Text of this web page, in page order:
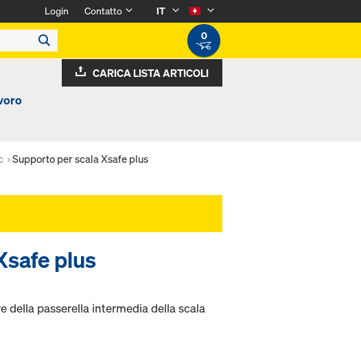
Login Contatto
IT
0
CARICA LISTA ARTICOLI
Supporto per scala Xsafe plus
plus
della passerella intermedia della scala